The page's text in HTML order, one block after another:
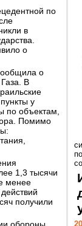
по
в
о
о
В
у
по объектам,
Помимо
1,3 тысячи
менее
получили